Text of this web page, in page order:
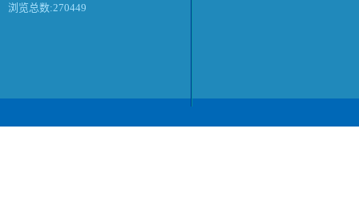
浏览总数:270449